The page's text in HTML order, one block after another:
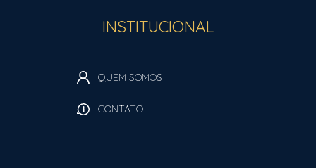
INSTITUCIONAL
QUEM SOMOS
CONTATO